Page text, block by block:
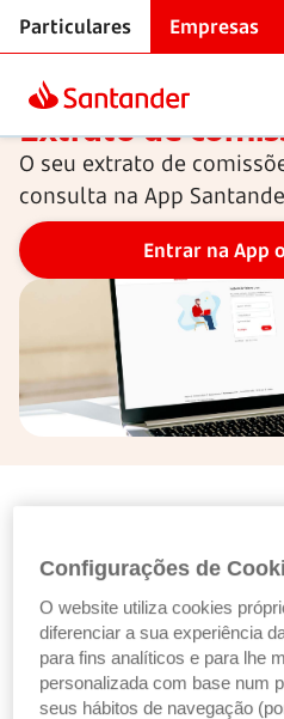
Particulares Empresas
NetBanco Particulares
Extrato de
O seu extrato de
consulta na App
disponível para
NetBanco Particulares em
Digitais > Extrato de
O seu extrato de comissões
consulta durante um ano.
Configurações de
O website utiliza cookies
diferenciar a sua experiência
para fins analíticos e para lhe
personalizada com base num
seus hábitos de navegação